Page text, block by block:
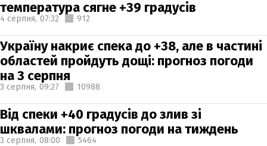
температура сягне +39 градусів
4 серпня, 07:32 912
Україну накриє спека до +38, але в частині
областей пройдуть дощі: прогноз погоди
на 3 серпня
3 серпня, 09:27 10988
Від спеки +40 градусів до злив зі
шквалами: прогноз погоди на тиждень
3 серпня, 08:00 5464